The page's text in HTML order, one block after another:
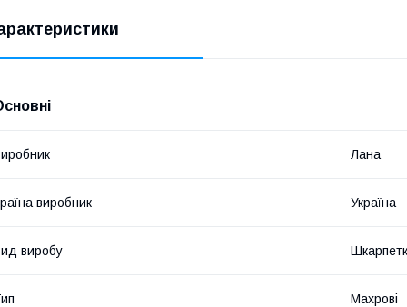
Лана
виробник Україна
виробу
Махрові